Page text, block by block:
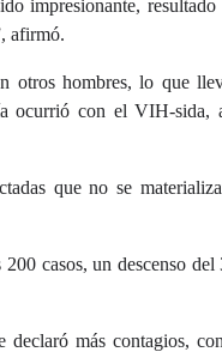
impresionante,
afirmó.
otros hombres, lo que
ocurrió con el VIH-sida,
que no se
casos, un descenso
más contagios,